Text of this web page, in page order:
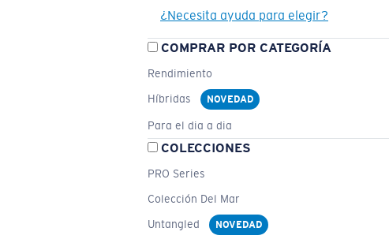
¿Necesita ayuda para elegir?
COMPRAR POR CATEGORÍA
Rendimiento
Híbridas
NOVEDAD
Para el dia a dia
COLECCIONES
PRO Series
Colección Del Mar
Untangled
NOVEDAD